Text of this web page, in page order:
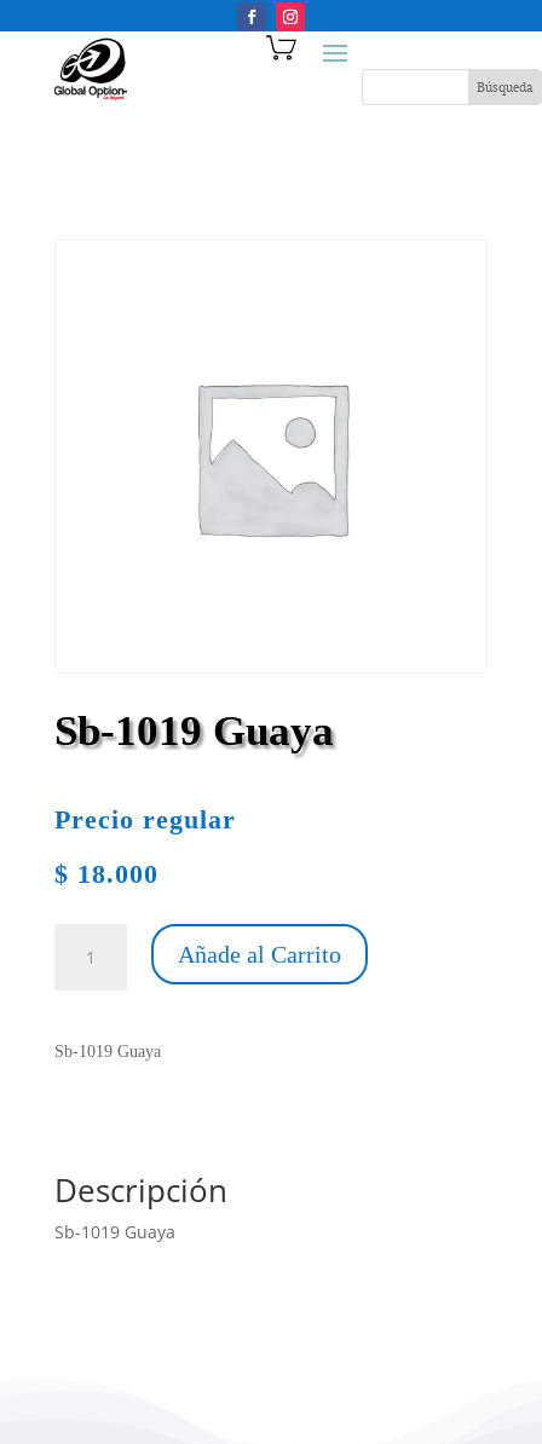
Sb-1019 Guaya
Precio regular
$ 18.000
1019
Añade al Carrito
Sb-1019 Guaya
Descripción
Sb-1019 Guaya